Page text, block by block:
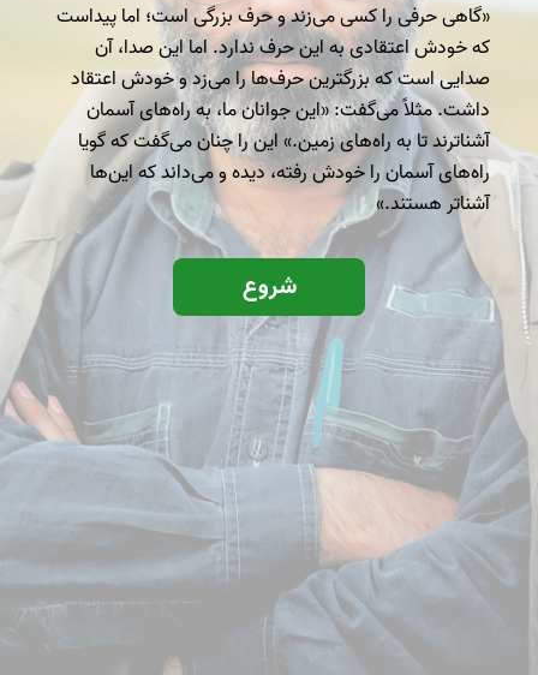
«گاهی حرفی را کسی می‌زند و حرف بزرگی است؛ اما پیداست
که خودش اعتقادی به این حرف ندارد. اما این صدا، آن
صدایی است که بزرگترین حرف‌ها را می‌زد و خودش اعتقاد
داشت. مثلاً می‌گفت: «این جوانان ما، به راه‌های آسمان
آشناترند تا به راه‌های زمین.» این را چنان می‌گفت که گویا
راه‌های آسمان را خودش رفته، دیده و می‌داند که این‌ها
آشناتر هستند.»
شروع